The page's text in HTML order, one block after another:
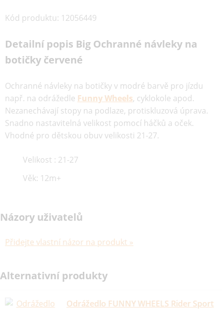
Kód produktu: 12056449
Detailní popis Big Ochranné návleky na
botičky červené
Ochranné návleky na botičky v modré barvě pro jízdu
např. na odrážedle Funny Wheels, cyklokole apod.
Nezanechávají stopy na podlaze, protiskluzová úprava.
Snadno nastavitelná velikost pomocí háčků a oček.
Vhodné pro dětskou obuv velikosti 21-27.
Velikost : 21-27
Věk: 12m+
Názory uživatelů
Přidejte vlastní názor na produkt »
Alternativní produkty
Odrážedlo FUNNY WHEELS Rider Sport